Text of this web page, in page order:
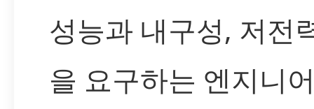
성능과 내구성, 저전
을 요구하는 엔지니